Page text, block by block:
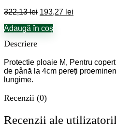
322,13lei Prețul
a
193,27 lei
Adaugă în coș
Descriere
Protectie ploaie M, Pentru
de până la 4cm pereți
lungime.
Recenzii (0)
Recenzii ale